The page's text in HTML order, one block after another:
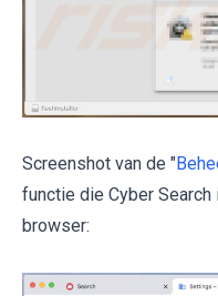
Screenshot van de "
functie die Cyber
browser: